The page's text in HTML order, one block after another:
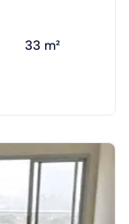
33 m²